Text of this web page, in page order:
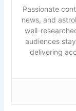
Passionate
news, and
well-
audiences
delivering